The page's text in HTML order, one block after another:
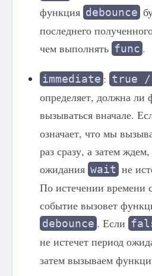
функция debounce
последнего
чем выполнять func .
immediate : true
определяет, должна ли
вызываться вначале.
означает, что мы
раз сразу, а затем
ожидания wait не
По истечении времени
событие вызовет
debounce . Если
не истечет период
затем вызываем